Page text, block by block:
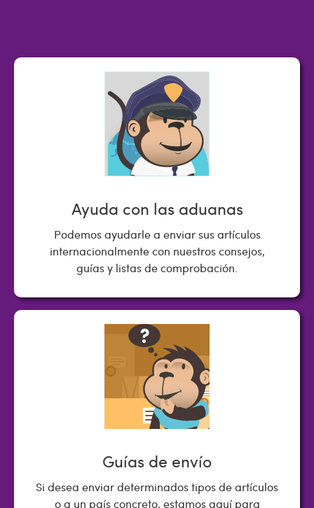
Ayuda con las aduanas
Podemos ayudarle a enviar sus artículos
internacionalmente con nuestros consejos,
guías y listas de comprobación.
Guías de envío
Si desea enviar determinados tipos de artículos
o a un país concreto, estamos aquí para